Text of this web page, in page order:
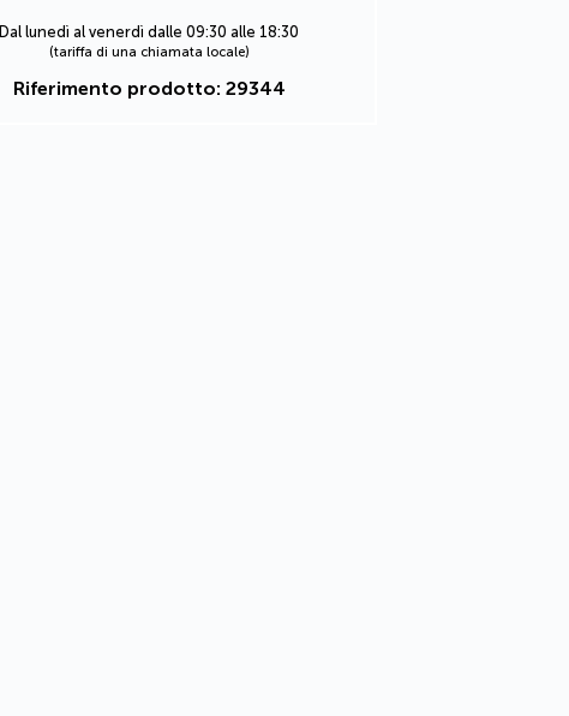
Dal lunedì al venerdì dalle 09:30 alle 18:30
(tariffa di una chiamata locale)
Riferimento prodotto: 29344